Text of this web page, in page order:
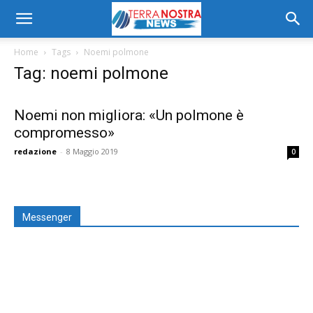
Home Tags Noemi polmone
Tag: noemi polmone
Noemi non migliora: «Un polmone è
compromesso»
redazione - 8 Maggio 2019 0
Messenger